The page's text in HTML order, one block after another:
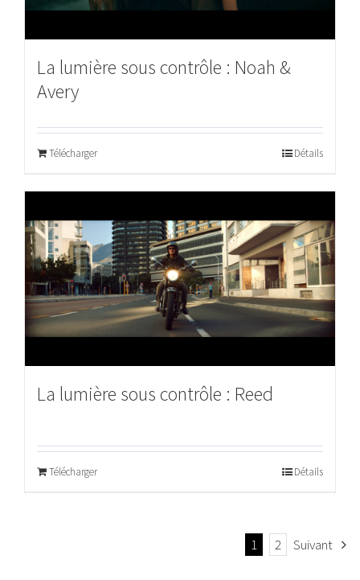
La lumière sous contrôle : Noah &
Avery
Télécharger Détails
La lumière sous contrôle : Reed
Télécharger Détails
1 2 Suivant